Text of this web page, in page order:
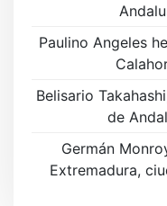
d
e
Paulino Angeles
Belisario
de
Germán
Extremadura,